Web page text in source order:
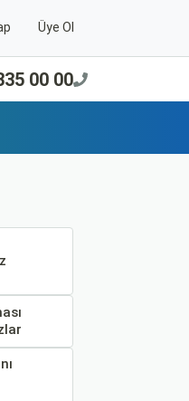
Üye Ol
00 00